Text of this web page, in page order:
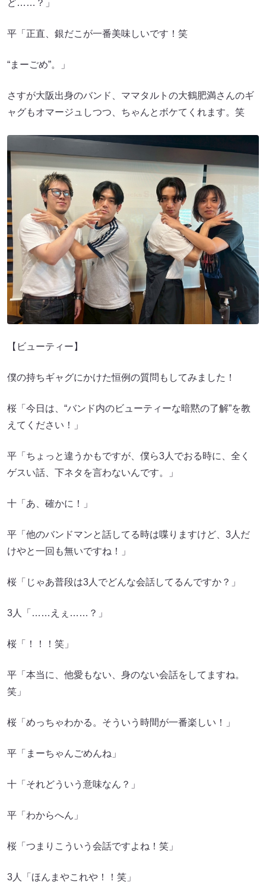
ど……？」
平「正直、銀だこが一番美味しいです！笑
“まーごめ”。」
さすが大阪出身のバンド、ママタルトの大鶴肥満さんのギ
ャグもオマージュしつつ、ちゃんとボケてくれます。笑
【ビューティー】
僕の持ちギャグにかけた恒例の質問もしてみました！
桜「今日は、“バンド内のビューティーな暗黙の了解”を教
えてください！」
平「ちょっと違うかもですが、僕ら3人でおる時に、全く
ゲスい話、下ネタを言わないんです。」
十「あ、確かに！」
平「他のバンドマンと話してる時は喋りますけど、3人だ
けやと一回も無いですね！」
桜「じゃあ普段は3人でどんな会話してるんですか？」
3人「……えぇ……？」
桜「！！！笑」
平「本当に、他愛もない、身のない会話をしてますね。
笑」
桜「めっちゃわかる。そういう時間が一番楽しい！」
平「まーちゃんごめんね」
十「それどういう意味なん？」
平「わからへん」
桜「つまりこういう会話ですよね！笑」
3人「ほんまやこれや！！笑」